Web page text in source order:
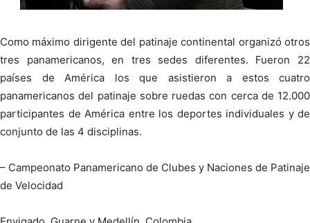
Como máximo dirigente del patinaje continental organizó otros
tres panamericanos, en tres sedes diferentes. Fueron 22
países de América los que asistieron a estos cuatro
panamericanos del patinaje sobre ruedas con cerca de 12.000
participantes de América entre los deportes individuales y de
conjunto de las 4 disciplinas.
– Campeonato Panamericano de Clubes y Naciones de Patinaje
de Velocidad